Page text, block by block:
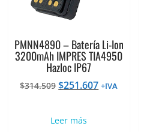
PMNN4890 – Batería Li-Ion
3200mAh IMPRES TIA4950
Hazloc IP67
$314.509El
era:
$251.607El+IVA
Leer más